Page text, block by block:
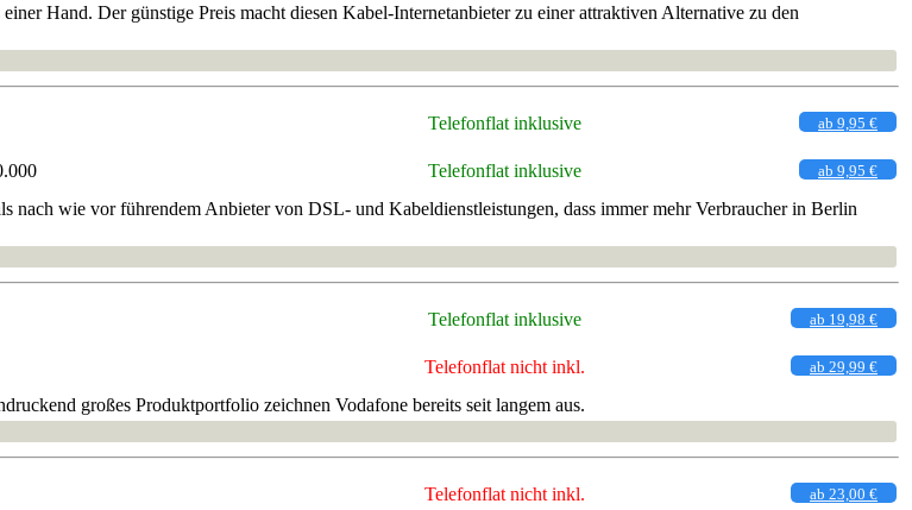
Hand. Der günstige Preis macht diesen Kabel-Internetanbieter zu einer attraktiven Alternative zu den
Telefonflat inklusive ab 9,95 €
Telefonflat inklusive ab 9,95 €
nach wie vor führendem Anbieter von DSL- und Kabeldienstleistungen, dass immer mehr Verbraucher in Berlin
Telefonflat inklusive ab 19,98 €
Telefonflat nicht inkl. ab 29,99 €
großes Produktportfolio zeichnen Vodafone bereits seit langem aus.
Telefonflat nicht inkl. ab 23,00 €